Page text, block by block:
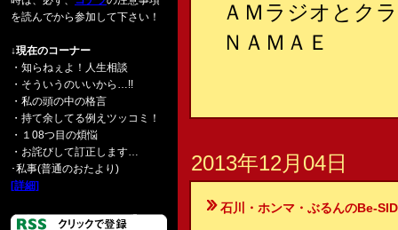
を読んでから参加して下さい！
↓現在のコーナー
・知らねぇよ！人生相談
・そういうのいいから…!!
・私の頭の中の格言
・持て余してる例えツッコミ！
・１08つ目の煩悩
・お詫びして訂正します…
･私事(普通のおたより)
[詳細]
ＡＭラジオとク
ＮＡＭＡＥ
2013年12月04日
石川・ホンマ・ぶるんのBe-